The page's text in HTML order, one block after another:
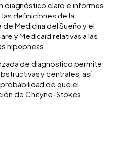
diagnóstico claro e informes
definiciones de la
Medicina del Sueño y el
y Medicaid relativas a las
hipopneas.
de diagnóstico permite
y centrales, así
de que el
de Cheyne-Stokes.